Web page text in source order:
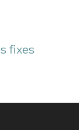
fixes